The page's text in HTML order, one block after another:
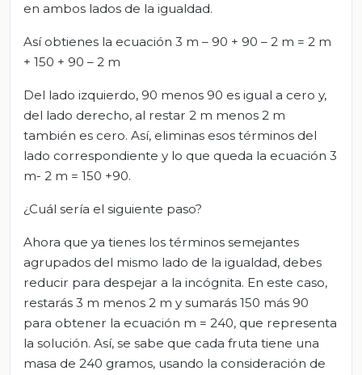
en ambos lados de la igualdad.
Así obtienes la ecuación 3 m – 90 + 90 – 2 m = 2 m
+ 150 + 90 – 2 m
Del lado izquierdo, 90 menos 90 es igual a cero y,
del lado derecho, al restar 2 m menos 2 m
también es cero. Así, eliminas esos términos del
lado correspondiente y lo que queda la ecuación 3
m- 2 m = 150 +90.
¿Cuál sería el siguiente paso?
Ahora que ya tienes los términos semejantes
agrupados del mismo lado de la igualdad, debes
reducir para despejar a la incógnita. En este caso,
restarás 3 m menos 2 m y sumarás 150 más 90
para obtener la ecuación m = 240, que representa
la solución. Así, se sabe que cada fruta tiene una
masa de 240 gramos, usando la consideración de